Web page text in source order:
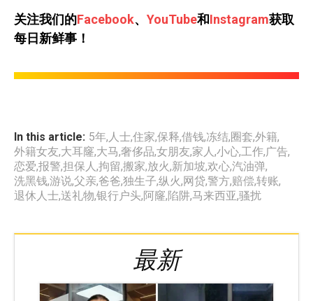
关注我们的Facebook、 YouTube和Instagram获取
每日新鲜事！
In this article: 5年, 人士,住家,保释,借钱,冻结,圈套,外籍,
外籍女友,大耳窿,大马,奢侈品,女朋友,家人,小心,工作,广告,
恋爱,报警,担保人,拘留,搬家,放火,新加坡,欢心,汽油弹,
洗黑钱,游说,父亲,爸爸,独生子,纵火,网贷,警方,赔偿,转账,
退休人士,送礼物,银行户头,阿窿,陷阱,马来西亚,骚扰
最新